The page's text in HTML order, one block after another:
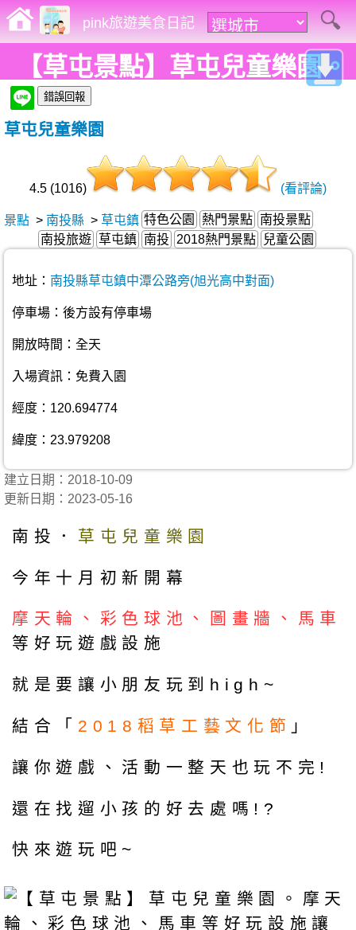
pink旅遊美食日記
【草屯景點】草屯兒童樂園。
摩天輪、彩色球池、馬車等好
玩設施讓小朋友玩翻天!
草屯兒童樂園
4.5 (1016) (看評論)
景點 > 南投縣 > 草屯鎮 特色公園 熱門景點 南投景點
南投旅遊 草屯鎮 南投 2018熱門景點 兒童公園
地址： 南投縣草屯鎮中潭公路旁(旭光高中對面)
停車場：後方設有停車場
開放時間：全天
入場資訊：免費入園
經度：120.694774
緯度：23.979208
建立日期：2018-10-09
更新日期：2023-05-16
南投． 草屯兒童樂園
今年十月初新開幕
摩天輪、彩色球池、圖畫牆、馬車
等好玩遊戲設施
就是要讓小朋友玩到high~
結合「 2018稻草工藝文化節 」
讓你遊戲、活動一整天也玩不完!
還在找遛小孩的好去處嗎!?
快來遊玩吧~